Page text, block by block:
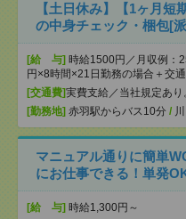
【土日休み】【1ヶ月短
の中身チェック・梱包[
[給 与] 時給1500円／月収例：
円×8時間×21日勤務の場合＋交
[交通費]実費支給／当社規定あり
[勤務地] 赤羽駅からバス10分 /
マニュアル通りに簡単
にお仕事できる！単発
[給 与] 時給1,300円～